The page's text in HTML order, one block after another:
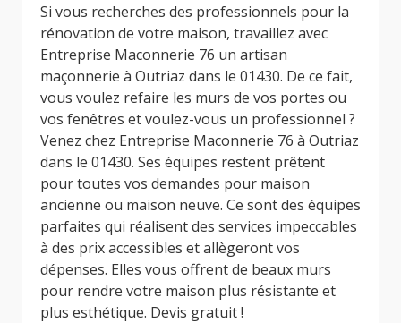
Si vous recherches des professionnels pour la
rénovation de votre maison, travaillez avec
Entreprise Maconnerie 76 un artisan
maçonnerie à Outriaz dans le 01430. De ce fait,
vous voulez refaire les murs de vos portes ou
vos fenêtres et voulez-vous un professionnel ?
Venez chez Entreprise Maconnerie 76 à Outriaz
dans le 01430. Ses équipes restent prêtent
pour toutes vos demandes pour maison
ancienne ou maison neuve. Ce sont des équipes
parfaites qui réalisent des services impeccables
à des prix accessibles et allègeront vos
dépenses. Elles vous offrent de beaux murs
pour rendre votre maison plus résistante et
plus esthétique. Devis gratuit !